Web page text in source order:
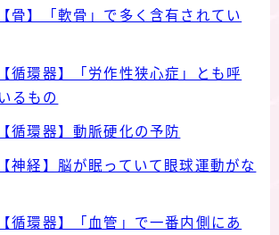
骨】「軟骨」で多く含有されてい
循環器】「労作性狭心症」とも呼
るもの
循環器】動脈硬化の予防
神経】脳が眠っていて眼球運動がな
循環器】「血管」で一番内側にあ